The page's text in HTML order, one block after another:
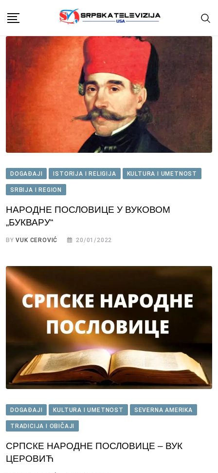
content
DOGAĐAJI ISTORIJA I RELIGIJA KULTURA I UMETNOST
SRBIJA I REGION
НАРОДНЕ ПОСЛОВИЦЕ У ВУКОВОМ
„БУКВАРУ“
BYVUK CEROVIĆ 20/01/2022
DOGAĐAJI KULTURA I UMETNOST SEVERNA AMERIKA
TRADICIJA I OBIČAJI
СРПСКЕ НАРОДНЕ ПОСЛОВИЦЕ – ВУК
ЦЕРОВИЋ